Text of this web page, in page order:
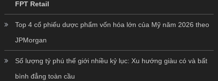
FPT Retail
Top 4 cổ phiếu dược phẩm vốn hóa lớn của Mỹ năm 2026 theo
JPMorgan
Số lượng tỷ phú thế giới nhiều kỷ lục: Xu hướng giàu có và bất
bình đẳng toàn cầu